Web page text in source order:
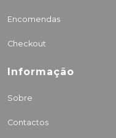
Encomendas
Checkout
Informação
Sobre
Contactos